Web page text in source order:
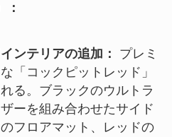
：
ンテリアの追加：
プレミ
「コックピットレッド」
る。ブラックのウルトラ
ーを組み合わせたサイド
フロアマット、レッドの